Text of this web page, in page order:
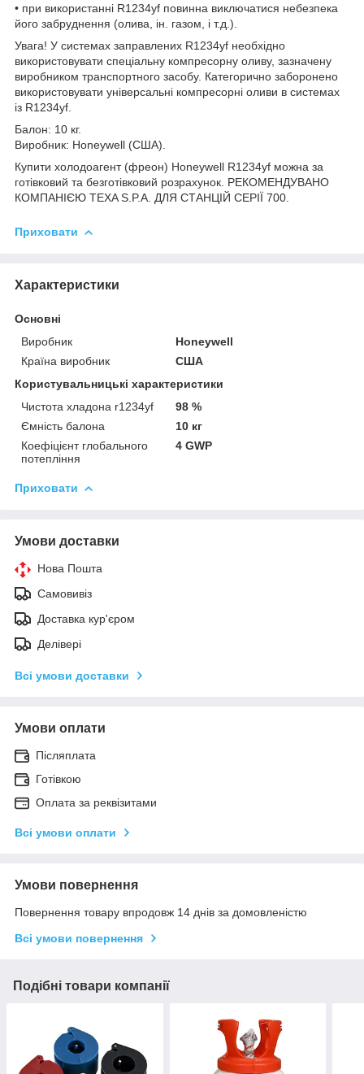
• при використанні R1234yf повинна виключатися небезпека
його забруднення (олива, ін. газом, і т.д.).
Увага! У системах заправлених R1234yf необхідно
використовувати спеціальну компресорну оливу, зазначену
виробником транспортного засобу. Категорично заборонено
використовувати універсальні компресорні оливи в системах
із R1234yf.
Балон: 10 кг.
Виробник: Honeywell (США).
Купити холодоагент (фреон) Honeywell R1234yf можна за
готівковий та безготівковий розрахунок. РЕКОМЕНДУВАНО
КОМПАНІЄЮ TEXA S.P.A. ДЛЯ СТАНЦІЙ СЕРІЇ 700.
Приховати
Характеристики
Основні
Виробник
Honeywell
Країна виробник
США
Користувальницькі характеристики
Чистота хладона r1234yf
98 %
Ємність балона
10 кг
Коефіцієнт глобального
потепління
4 GWP
Приховати
Умови доставки
Нова Пошта
Самовивіз
Доставка кур'єром
Делівері
Всі умови доставки
Умови оплати
Післяплата
Готівкою
Оплата за реквізитами
Всі умови оплати
Умови повернення
Повернення товару впродовж 14 днів за домовленістю
Всі умови повернення
Подібні товари компанії